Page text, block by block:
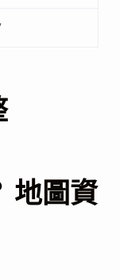
地圖資